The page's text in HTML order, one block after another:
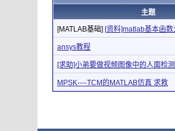
主题
[MATLAB基础] [资料]matlab基本函数
ansys教程
[求助]小弟要做视频图像中的人面检测
MPSK----TCM的MATLAB仿真 求救